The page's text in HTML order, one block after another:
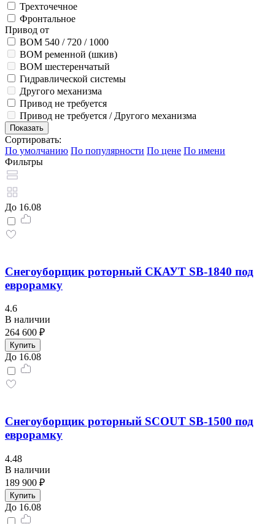
Трехточечное
Фронтальное
Привод от
ВОМ 540 / 720 / 1000
ВОМ ременной (шкив)
ВОМ шестеренчатый
Гидравлической системы
Другого механизма
Привод не требуется
Привод не требуется / Другого механизма
Сортировать:
По умолчанию По популярности По цене По имени
Фильтры
До 16.08
Снегоуборщик роторный СКАУТ SB-1840 под
еврорамку
4.6
В наличии
264 600 ₽
Купить
До 16.08
Снегоуборщик роторный SCOUT SB-1500 под
еврорамку
4.48
В наличии
189 900 ₽
Купить
До 16.08